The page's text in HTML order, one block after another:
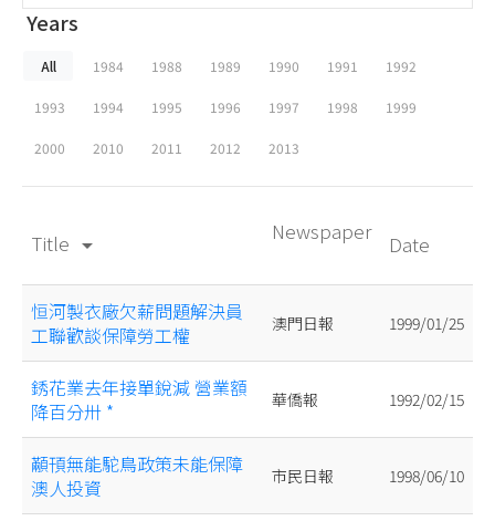
Years
All 1984 1988 1989 1990 1991 1992
1993 1994 1995 1996 1997 1998 1999
2000 2010 2011 2012 2013
Title arrow_drop_down
Newspaper Date
恒河製衣廠欠薪問題解決員
工聯歡談保障勞工權
澳門日報 1999/01/25
銹花業去年接單銳減 營業額
降百分卅 *
華僑報 1992/02/15
顢頇無能駝鳥政策未能保障
澳人投資
市民日報 1998/06/10